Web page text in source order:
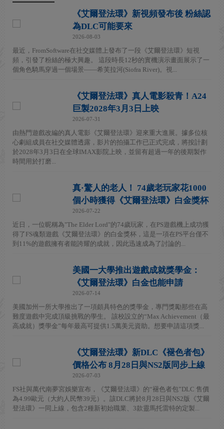
《艾爾登法環》新視頻發布後 粉絲認
為DLC可能要來
2026-08-03
最近，FromSoftware在社交媒體上發布了一段《艾爾登法環》短視
頻，引發了粉絲的極大興趣。 這段時長12秒的實機演示畫面展示了一
個角色騎馬穿過一個場景——希芙拉河(Siofra River)。視...
《艾爾登法環》真人電影殺青！A24
巨製2028年3月3日上映
2026-07-31
由熱門遊戲改編的真人電影《艾爾登法環》迎來重大進展。據多位核
心劇組成員在社交媒體透露，影片的拍攝工作已正式完成，將按計劃
於2028年3月3日在全球IMAX影院上映，並留有超過一年的後期製作
時間用於打磨...
真·驚人的老人！ 74歲老玩家花1000
個小時獲得《艾爾登法環》白金獎杯
2026-07-22
近日，一位昵稱為"The Elder Lord"的74歲玩家，在PS遊戲機上成功獲
得了FS魂類遊戲《艾爾登法環》的白金獎杯，這是一項在PS平台僅不
到11%的遊戲擁有者能誇耀的成就，因此迅速成為了討論的...
美國一大學推出遊戲成就獎學金：
《艾爾登法環》白金也能申請
2026-07-14
美國加州一所大學推出了一項頗具特色的獎學金，專門獎勵那些在高
難度遊戲中完成頂級挑戰的學生。 該校設立的“Max Achievement（最
高成就）獎學金”每年最高可提供1.5萬美元資助。想要申請這項獎...
《艾爾登法環》新DLC《褪色者包》
價格公布 8月28日與NS2版同步上線
2026-07-03
FS社與萬代南夢宮娛樂宣布，《艾爾登法環》的“褪色者包”DLC 售價
為4.99歐元（大約人民幣39元）。該DLC將於8月28日與NS2版《艾爾
登法環》一同上線，包含2種新初始職業、3款靈馬托雷特的定製...